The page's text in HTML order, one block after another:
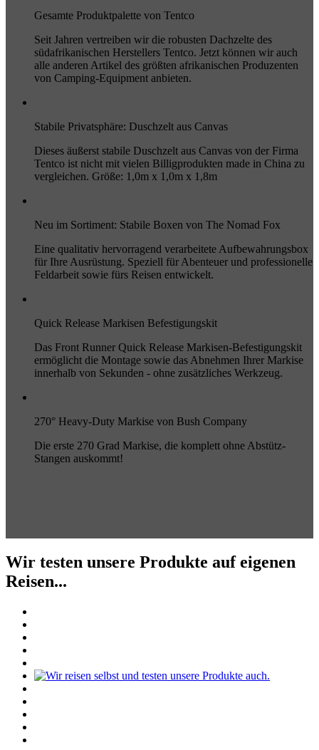
Gesamte Produktpalette von Tentco
Seit Jahren vertreiben wir die robusten Dachzelte des
südafrikanischen Herstellers Tentco. Jetzt können wir auch
alle anderen Artikel des größten afrikanischen Produzenten
von Camping-Equipment anbieten.
Stabile Privatsphäre: Duschzelt aus Canvas
Dieses äußerst stabile Duschzelt aus Canvas von der Firma
Tentco ist nicht mit vielen Billigprodukten made in China zu
vergleichen. Größe: 1,0m x 1,0m x 1,8m
Neu im Sortiment: Stabile Boxen von The Nomad Fox
Eine qualitativ hervorragend verarbeitete Aufbewahrungsbox
für Ihre Ausrüstung. Speziell für Abenteuer und professionelle
Feldarbeit sowie fürs Reisen entwickelt.
Quick Release Markisen Befestigungskit
Das Front Runner Quick Release Markisen-Befestigungskit
ermöglicht die Montage sowie das Abnehmen Ihrer Markise
innerhalb von Sekunden - ohne zusätzliches Werkzeug.
270° Heavy-Duty Markise von Bush Company
Die erste 270 Grad Markise, die komplett ohne Abstütz-
Stangen auskommt!
Wir testen unsere Produkte auf eigenen
Reisen...